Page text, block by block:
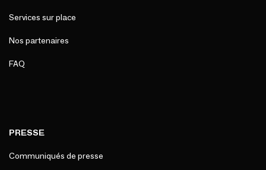
Services sur place
Nos partenaires
FAQ
PRESSE
Communiqués de presse